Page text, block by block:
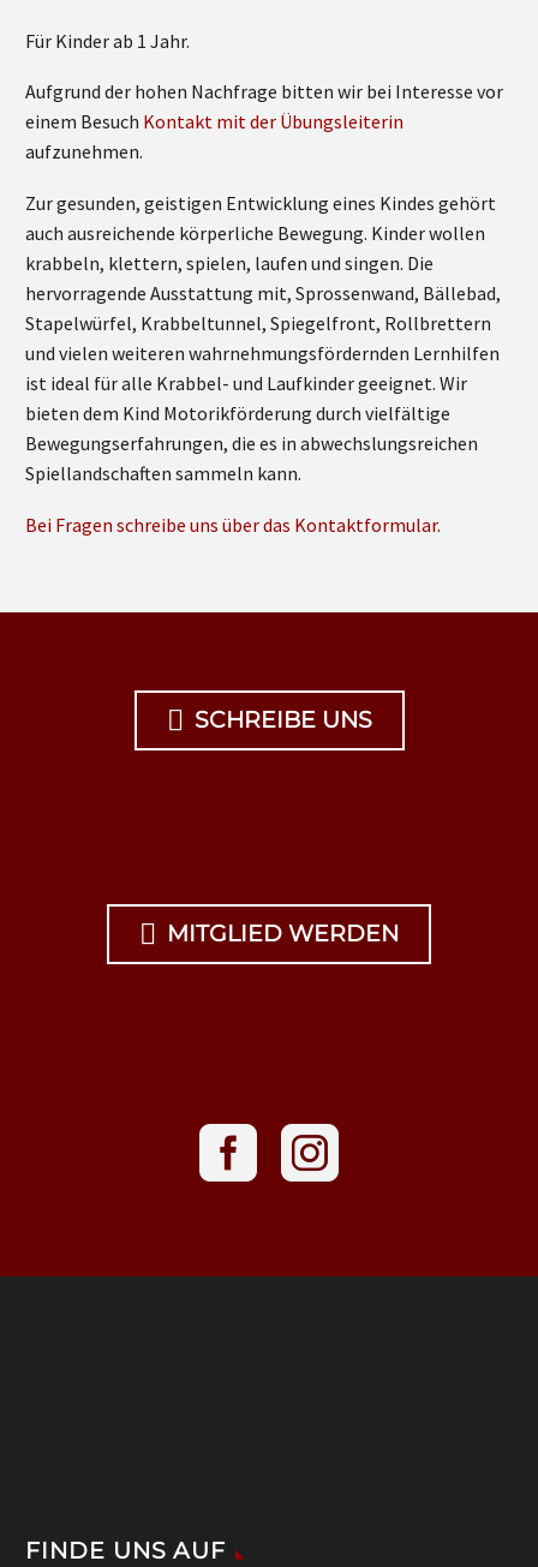
Für Kinder ab 1 Jahr.
Aufgrund der hohen Nachfrage bitten wir bei Interesse vor
einem Besuch Kontakt mit der Übungsleiterin
aufzunehmen.
Zur gesunden, geistigen Entwicklung eines Kindes gehört
auch ausreichende körperliche Bewegung. Kinder wollen
krabbeln, klettern, spielen, laufen und singen. Die
hervorragende Ausstattung mit, Sprossenwand, Bällebad,
Stapelwürfel, Krabbeltunnel, Spiegelfront, Rollbrettern
und vielen weiteren wahrnehmungsfördernden Lernhilfen
ist ideal für alle Krabbel- und Laufkinder geeignet. Wir
bieten dem Kind Motorikförderung durch vielfältige
Bewegungserfahrungen, die es in abwechslungsreichen
Spiellandschaften sammeln kann.
Bei Fragen schreibe uns über das Kontaktformular.
 SCHREIBE UNS
 MITGLIED WERDEN
FINDE UNS AUF